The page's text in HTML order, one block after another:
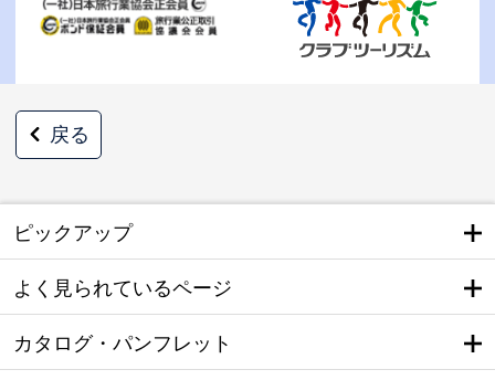
戻る
ピックアップ
よく見られているページ
カタログ・パンフレット